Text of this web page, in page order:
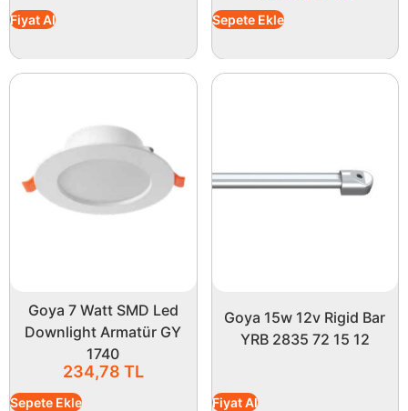
Fiyat Al Sepete Ekle
Goya 7 Watt SMD Led
Downlight Armatür GY
1740
234,78 TL
Sepete Ekle
Goya 15w 12v Rigid Bar
YRB 2835 72 15 12
Fiyat Al